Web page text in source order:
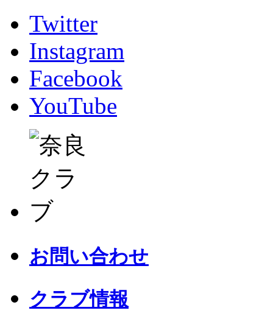
Twitter
Instagram
Facebook
YouTube
お問い合わせ
クラブ情報